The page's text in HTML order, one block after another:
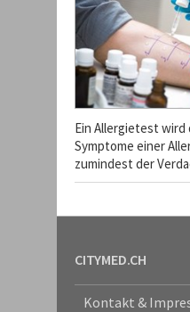
Ein Allergietest
Symptome einer
zumindest der
CITYMED.CH
Kontakt &